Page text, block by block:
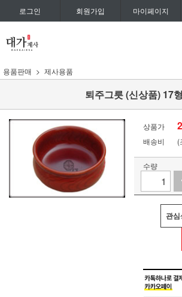
로그인 회원가입 마이페이지
용품판매 제사용품
퇴주그릇 (신상품) 17형
상품가
배송비
(
수량
관